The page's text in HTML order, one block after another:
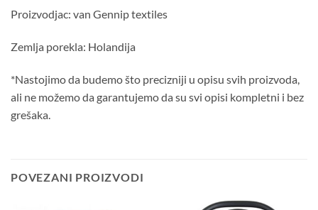
Proizvodjac: van Gennip textiles
Zemlja porekla: Holandija
*Nastojimo da budemo što precizniji u opisu svih proizvoda,
ali ne možemo da garantujemo da su svi opisi kompletni i bez
grešaka.
POVEZANI PROIZVODI